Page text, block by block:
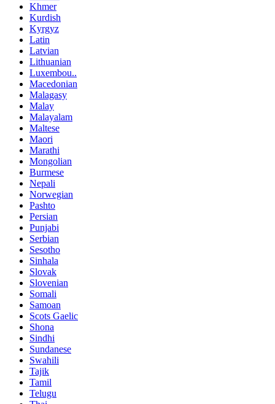
Khmer
Kurdish
Kyrgyz
Latin
Latvian
Lithuanian
Luxembou..
Macedonian
Malagasy
Malay
Malayalam
Maltese
Maori
Marathi
Mongolian
Burmese
Nepali
Norwegian
Pashto
Persian
Punjabi
Serbian
Sesotho
Sinhala
Slovak
Slovenian
Somali
Samoan
Scots Gaelic
Shona
Sindhi
Sundanese
Swahili
Tajik
Tamil
Telugu